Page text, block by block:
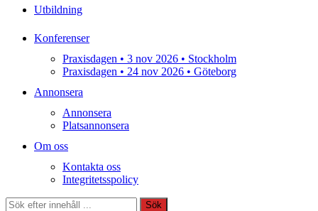
Utbildning
Konferenser
Praxisdagen • 3 nov 2026 • Stockholm
Praxisdagen • 24 nov 2026 • Göteborg
Annonsera
Annonsera
Platsannonsera
Om oss
Kontakta oss
Integritetsspolicy
Sök
Sök